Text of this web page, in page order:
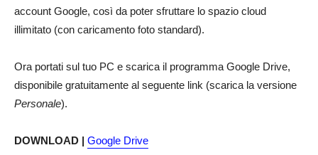
account Google, così da poter sfruttare lo spazio cloud
illimitato (con caricamento foto standard).
Ora portati sul tuo PC e scarica il programma Google Drive,
disponibile gratuitamente al seguente link (scarica la versione
Personale).
DOWNLOAD | Google Drive